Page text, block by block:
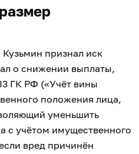
признал иск
о снижении выплаты,
ГК РФ («Учёт вины
положения лица,
уменьшить
с учётом имущественного
вред причинён